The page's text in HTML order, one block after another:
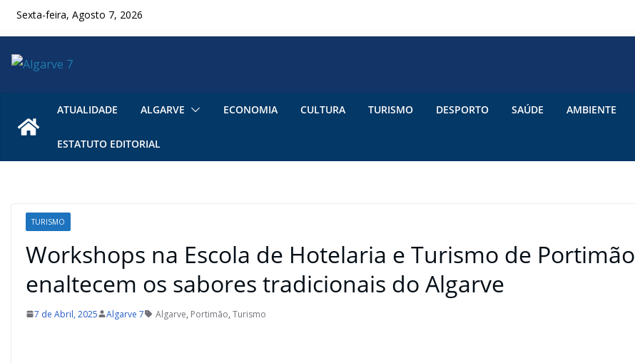
SkipSexta-feira, Agosto 7, 2026
ATUALIDADE ALGARVE ECONOMIA CULTURA TURISMO DESPORTO SAÚDE AMBIENTE
ESTATUTO EDITORIAL
TURISMO
Workshops na Escola de Hotelaria e Turismo de Portimão
enaltecem os sabores tradicionais do Algarve
7 de Abril, 2025 Algarve 7 Algarve, Portimão, Turismo